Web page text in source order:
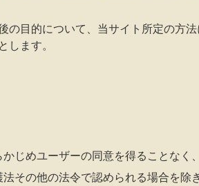
目的について、当サイト所定の方法
ます。
じめユーザーの同意を得ることなく
その他の法令で認められる場合を除き